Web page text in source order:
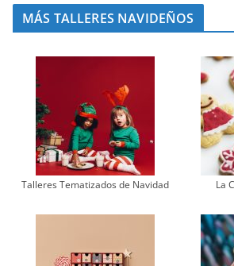
MÁS TALLERES NAVIDEÑOS
Talleres Tematizados de Navidad La